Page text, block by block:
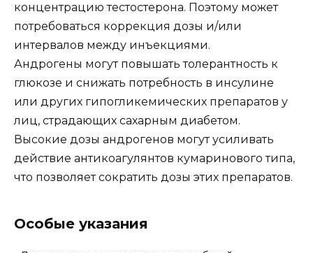
концентрацию тестостерона. Поэтому может
потребоваться коррекция дозы и/или
интервалов между инъекциями.
Андрогены могут повышать толерантность к
глюкозе и снижать потребность в инсулине
или других гипогликемических препаратов у
лиц, страдающих сахарным диабетом.
Высокие дозы андрогенов могут усиливать
действие антикоагулянтов кумаринового типа,
что позволяет сократить дозы этих препаратов.
Особые указания